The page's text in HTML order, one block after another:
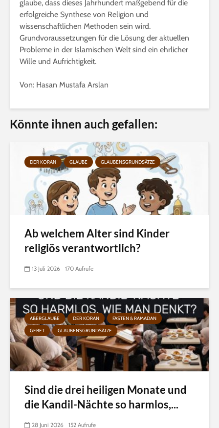
glaube, dass dieses Jahrhundert maßgebend für die
erfolgreiche Synthese von Religion und
wissenschaftlichen Methoden sein wird.
Grundvoraussetzungen für die Lösung der aktuellen
Probleme in der Islamischen Welt sind ein ehrlicher
Wille und Aufrichtigkeit.
Von: Hasan Mustafa Arslan
Könnte ihnen auch gefallen:
DER KORAN GLAUBE GLAUBENSGRUNDSÄTZE
Ab welchem Alter sind Kinder
religiös verantwortlich?
13 Juli 2026 170 Aufrufe
ABERGLAUBE DER KORAN
FASTEN & RAMADAN
GEBET
GLAUBENSGRUNDSÄTZE
Sind die drei heiligen Monate und
die Kandil-Nächte so harmlos,...
28 Juni 2026 152 Aufrufe